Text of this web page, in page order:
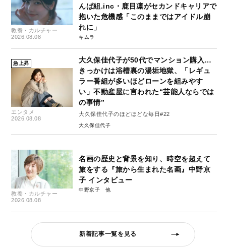
教養・カルチャー
2026.08.08
んぱ組.inc・鹿目凛がセカンドキャリアで
抱いた危機感「このままではアイドル崩
れに」
キムラ
急上昇
エンタメ
2026.08.08
大久保佳代子が50代でマンション購入…
きっかけは浴槽裏の湯垢地獄、「レギュ
ラー番組が多いほどローンを組みやす
い」不動産屋に言われた“芸能人ならでは
の事情”
大久保佳代子のほどほどな毎日#22
大久保佳代子
教養・カルチャー
2026.08.08
名画の歴史と背景を知り、時空を超えて
旅をする『旅から生まれた名画』中野京
子 インタビュー
中野京子
新着記事一覧を見る